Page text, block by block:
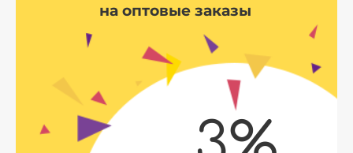
на оптовые заказы